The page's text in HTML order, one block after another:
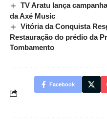
TV Aratu lança
da Axé Music
Vitória da Conquista
Restauração do prédio da
Tombamento
Facebook